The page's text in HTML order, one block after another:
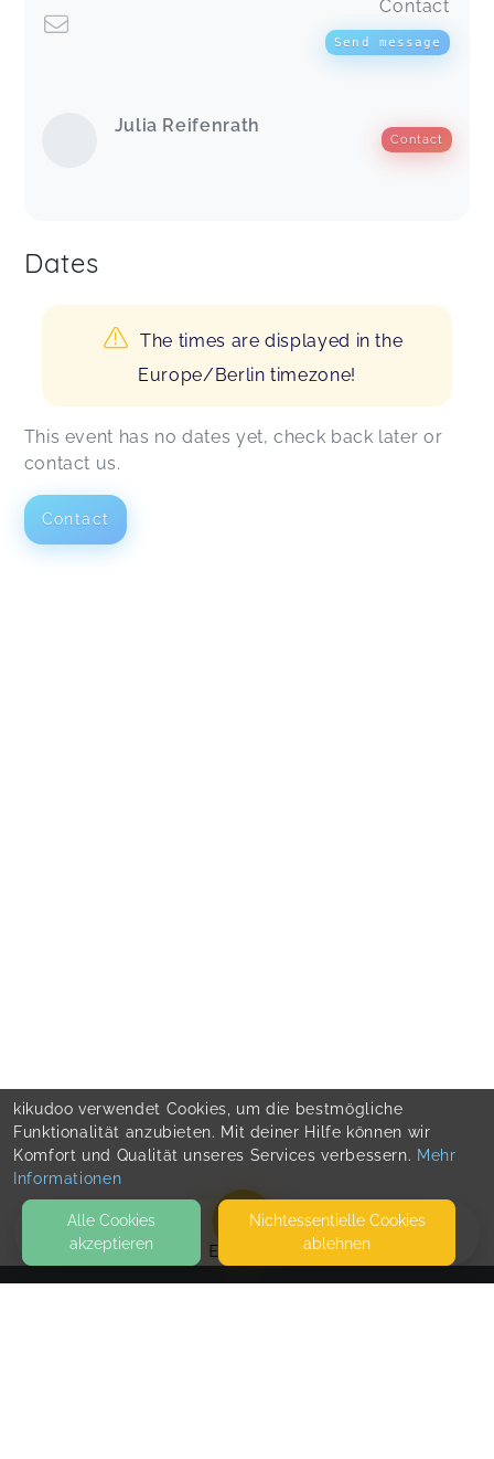
EVENTS
Contact
Send message
Julia Reifenrath
Contact
Dates
The times are displayed in the
Europe/Berlin timezone!
This event has no dates yet, check back later or
contact us.
Contact
kikudoo verwendet Cookies, um die bestmögliche
Funktionalität anzubieten. Mit deiner Hilfe können wir
Komfort und Qualität unseres Services verbessern. Mehr
Informationen
Alle Cookies
akzeptieren
Nicht­essentielle Cookies
ablehnen